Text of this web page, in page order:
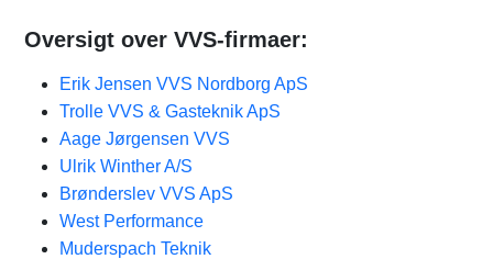
Oversigt over VVS-firmaer:
Erik Jensen VVS Nordborg ApS
Trolle VVS & Gasteknik ApS
Aage Jørgensen VVS
Ulrik Winther A/S
Brønderslev VVS ApS
West Performance
Muderspach Teknik